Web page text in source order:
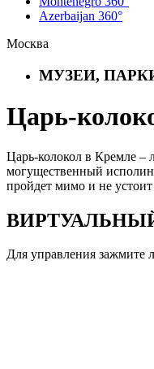
Azerbaijan 360°
Москва
МУЗЕИ,
Царь-
Царь-колокол в Кремле –
могущественный исполин
пройдет мимо и не
Для управления зажмите